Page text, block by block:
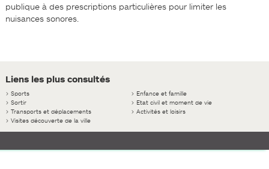
publique à des prescriptions particulières pour limiter les
nuisances sonores.
Liens les plus consultés
> Sports > Enfance et famille
> Sortir > Etat civil et moment de vie
> Transports et déplacements >Activités et loisirs
> Visites découverte de la ville